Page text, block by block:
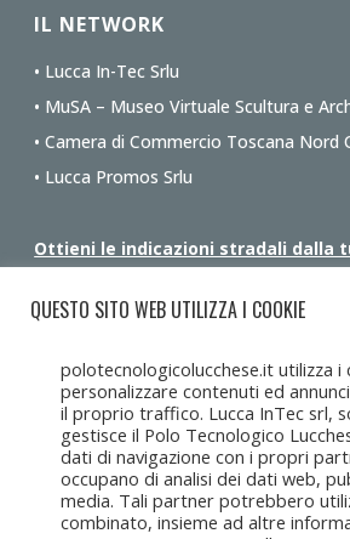
IL NETWORK
• Lucca In-Tec Srlu
• MuSA – Museo Virtuale Scultura e
• Camera di Commercio Toscana Nord
• Lucca Promos Srlu
Ottieni le indicazioni stradali dalla
QUESTO SITO WEB UTILIZZA I COOKIE
polotecnologicolucchese.it utilizza i
personalizzare contenuti ed
il proprio traffico. Lucca InTec srl,
gestisce il Polo Tecnologico
dati di navigazione con i propri
occupano di analisi dei dati web,
media. Tali partner potrebbero
combinato, insieme ad altre